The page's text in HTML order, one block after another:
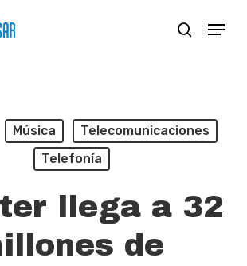
search
Menu
Música
Telecomunicaciones
Telefonía
llega a 32
de